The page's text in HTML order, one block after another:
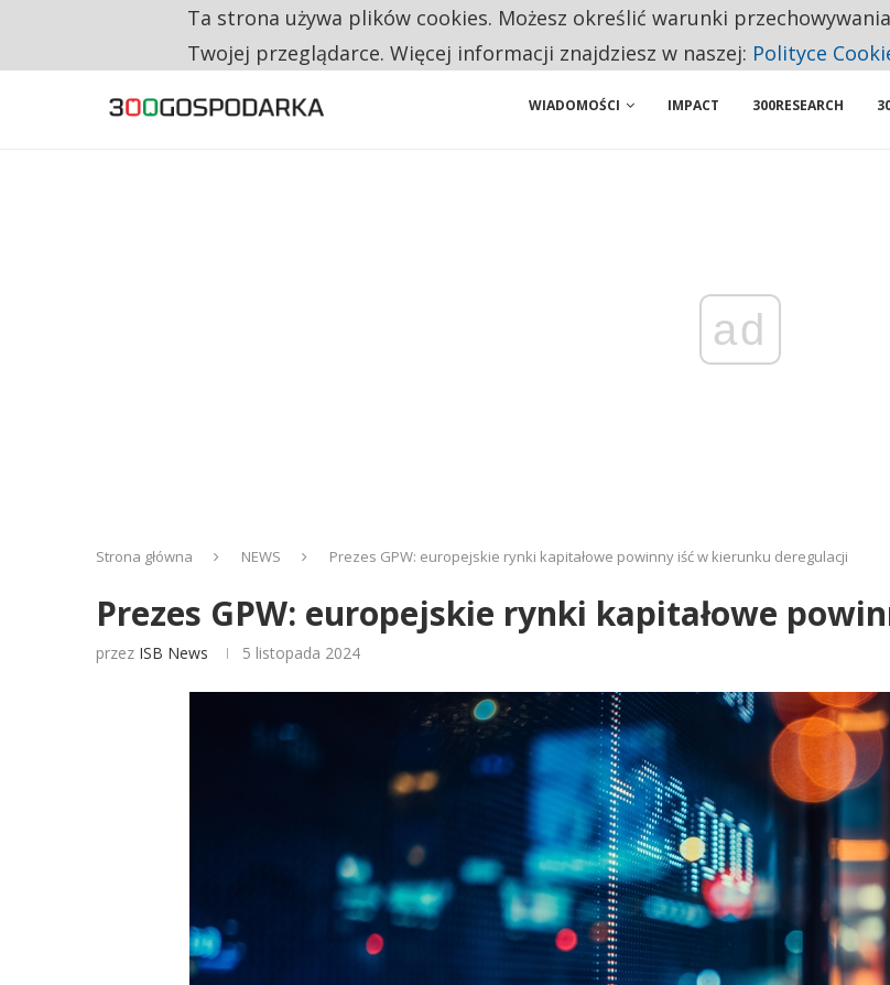
RESTRYKCJE CHIN UDERZAJĄ W EUROPEJSKI PRZEMYSŁ. NA LIŚCIE SĄ DWA PODMIOTY Z POLSKI
WIADOMOŚCI IMPACT 300RESEARCH
ad
Strona główna NEWS Prezes GPW: europejskie rynki kapitałowe powinny iść w kierunku deregulacji
Prezes GPW: europejskie rynki kapitałowe
przez ISB News 5 listopada 2024
Ta strona używa plików cookies. Możesz określić warunki
Twojej przeglądarce. Więcej informacji znajdziesz w naszej: Polityce